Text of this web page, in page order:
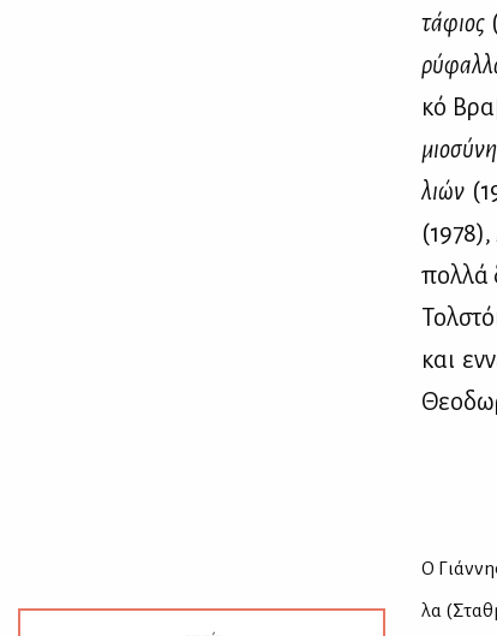
τά­φιος
κό
μιο­σύ­νη
λιών
(1978),
πολ­λά
και
Ο
λα